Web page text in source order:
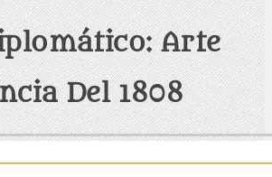
Arte
Del 1808